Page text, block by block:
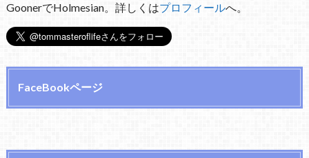
GoonerでHolmesian。詳しくはプロフィールへ。
FaceBookページ